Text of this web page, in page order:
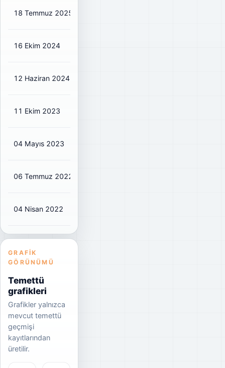
18 Temmuz 2025
16 Ekim 2024
12 Haziran 2024
11 Ekim 2023
04 Mayıs 2023
06 Temmuz 2022
04 Nisan 2022
GRAFIK
GÖRÜNÜMÜ
Temettü
grafikleri
Grafikler yalnızca
mevcut temettü
geçmişi
kayıtlarından
üretilir.